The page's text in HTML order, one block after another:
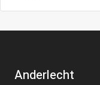
Anderlecht